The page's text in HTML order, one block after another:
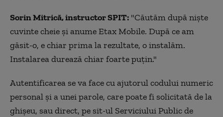
Sorin Mitrică, instructor SPIT: "Căutăm după nişte
cuvinte cheie şi anume Etax Mobile. După ce am
găsit-o, e chiar prima la rezultate, o instalăm.
Instalarea durează chiar foarte puţin."
Autentificarea se va face cu ajutorul codului numeric
personal şi a unei parole, care poate fi solicitată de la
ghişeu, sau direct, pe sit-ul Serviciului Public de